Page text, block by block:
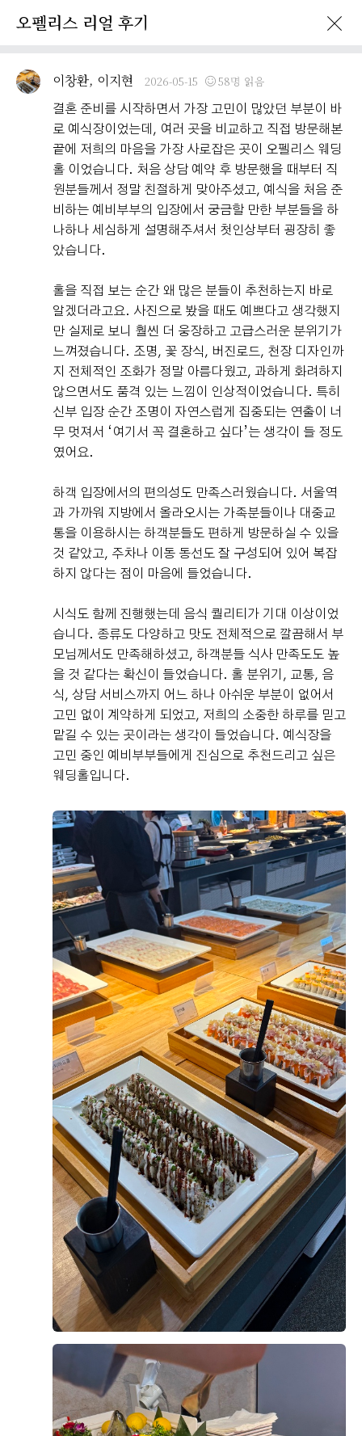
오펠리스 리얼 후기
이창환, 이지현 2026-05-15 58명 읽음
결혼 준비를 시작하면서 가장 고민이 많았던 부분이 바
로 예식장이었는데, 여러 곳을 비교하고 직접 방문해본
끝에 저희의 마음을 가장 사로잡은 곳이 오펠리스 웨딩
홀 이었습니다. 처음 상담 예약 후 방문했을 때부터 직
원분들께서 정말 친절하게 맞아주셨고, 예식을 처음 준
비하는 예비부부의 입장에서 궁금할 만한 부분들을 하
나하나 세심하게 설명해주셔서 첫인상부터 굉장히 좋
았습니다.
홀을 직접 보는 순간 왜 많은 분들이 추천하는지 바로
알겠더라고요. 사진으로 봤을 때도 예쁘다고 생각했지
만 실제로 보니 훨씬 더 웅장하고 고급스러운 분위기가
느껴졌습니다. 조명, 꽃 장식, 버진로드, 천장 디자인까
지 전체적인 조화가 정말 아름다웠고, 과하게 화려하지
않으면서도 품격 있는 느낌이 인상적이었습니다. 특히
신부 입장 순간 조명이 자연스럽게 집중되는 연출이 너
무 멋져서 ‘여기서 꼭 결혼하고 싶다’는 생각이 들 정도
였어요.
하객 입장에서의 편의성도 만족스러웠습니다. 서울역
과 가까워 지방에서 올라오시는 가족분들이나 대중교
통을 이용하시는 하객분들도 편하게 방문하실 수 있을
것 같았고, 주차나 이동 동선도 잘 구성되어 있어 복잡
하지 않다는 점이 마음에 들었습니다.
시식도 함께 진행했는데 음식 퀄리티가 기대 이상이었
습니다. 종류도 다양하고 맛도 전체적으로 깔끔해서 부
모님께서도 만족해하셨고, 하객분들 식사 만족도도 높
을 것 같다는 확신이 들었습니다. 홀 분위기, 교통, 음
식, 상담 서비스까지 어느 하나 아쉬운 부분이 없어서
고민 없이 계약하게 되었고, 저희의 소중한 하루를 믿고
맡길 수 있는 곳이라는 생각이 들었습니다. 예식장을
고민 중인 예비부부들에게 진심으로 추천드리고 싶은
웨딩홀입니다.